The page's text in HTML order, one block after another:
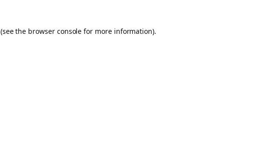
(see the browser console for more information).